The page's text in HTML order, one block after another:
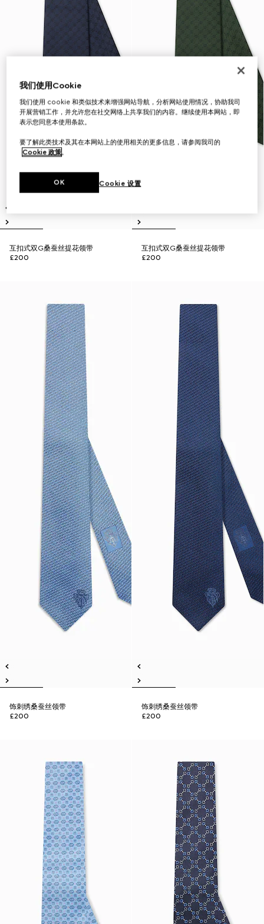
互扣式双G桑蚕丝提花领带
£200
互扣式双G桑蚕丝提花领带
£200
饰刺绣桑蚕丝领带
£200
饰刺绣桑蚕丝领带
£200
我们使用Cookie
我们使用 cookie 和类似技术来增强网站导航，分析网站使用情况，协助我司
开展营销工作，并允许您在社交网络上共享我们的内容。继续使用本网站，即
表示您同意本使用条款。
要了解此类技术及其在本网站上的使用相关的更多信息，请参阅我司的
Cookie 政策。
Cookie 设置
OK